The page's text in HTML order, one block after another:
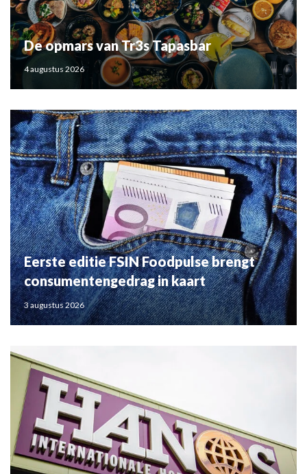
De opmars van Tr3s Tapasbar
4 augustus 2026
Eerste editie FSIN Foodpulse brengt
consumentengedrag in kaart
3 augustus 2026